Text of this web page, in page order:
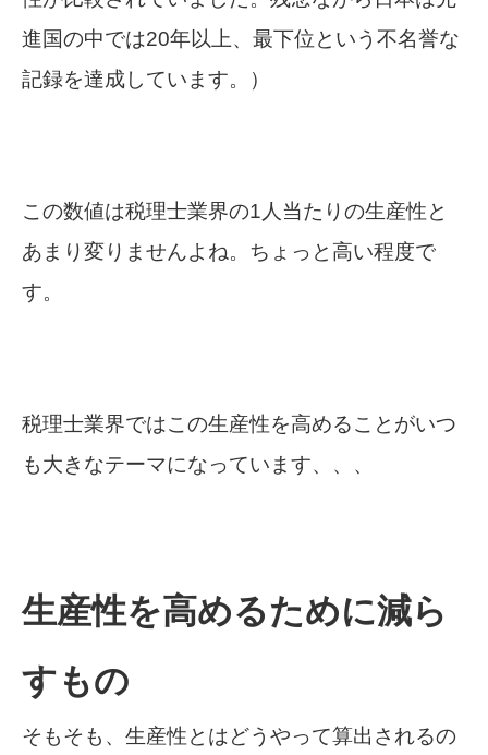
進国の中では20年以上、最下位という不名誉な
記録を達成しています。）
この数値は税理士業界の1人当たりの生産性と
あまり変りませんよね。ちょっと高い程度で
す。
税理士業界ではこの生産性を高めることがいつ
も大きなテーマになっています、、、
生産性を高めるために減ら
すもの
そもそも、生産性とはどうやって算出されるの